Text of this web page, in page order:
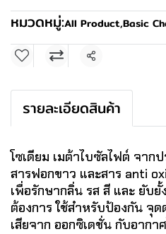
หมวดหมู่:All Product,Basic
แชร์
รายละเอียดสินค้า
โซเดียม เมต้าไบซัลไฟต์ จาก
สารฟอกขาว และสาร anti
เพื่อรักษากลิ่น รส สี และ ยับ
ต้องการ ใช้สำหรับป้องกัน จุด
เสียจาก ออกซิเดชั่น กับอากา